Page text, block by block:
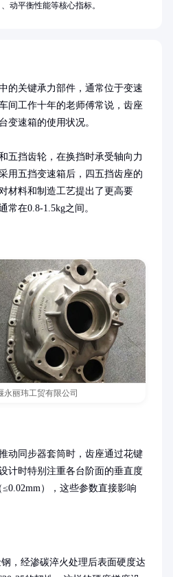
的关键承力部件，通常位于变速
间工作十年的老师傅常说，齿座
变速箱的使用状况。
五挡齿轮，在换挡时承受轴向力
用五挡变速箱后，四五挡齿座的
材料和制造工艺提出了更高要
常在0.8-1.5kg之间。
永丽玮工贸有限公司
动同步器套筒时，齿座通过花键
计时特别注重各台阶面的垂直度
≤0.02mm），这些参数直接影响
，经渗碳淬火处理后表面硬度达
、动平衡性能等核心指标。